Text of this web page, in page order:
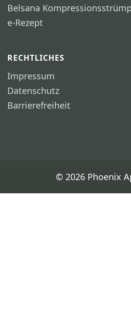
Belsana
e-Rezept
RECHTLICHES
Impressum
Datenschutz
Barrierefreiheit
© 2026 Phoenix